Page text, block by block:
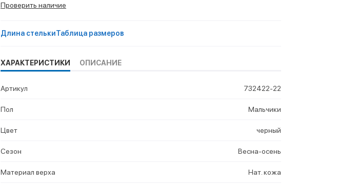
Проверить наличие
Длина стелькиТаблица размеров
ХАРАКТЕРИСТИКИ ОПИСАНИЕ
Артикул 732422-22
Пол Мальчики
Цвет черный
Сезон Весна-осень
Материал верха Нат. кожа